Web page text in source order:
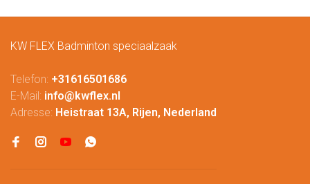
KW FLEX Badminton speciaalzaak
Telefon: +31616501686
E-Mail: info@kwflex.nl
Adresse: Heistraat 13A, Rijen, Nederland